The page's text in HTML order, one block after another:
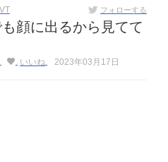
フォローする
顔に出るから見てて
いいね
2023年03月17日